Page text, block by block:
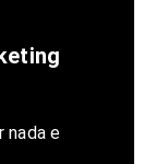
nada e